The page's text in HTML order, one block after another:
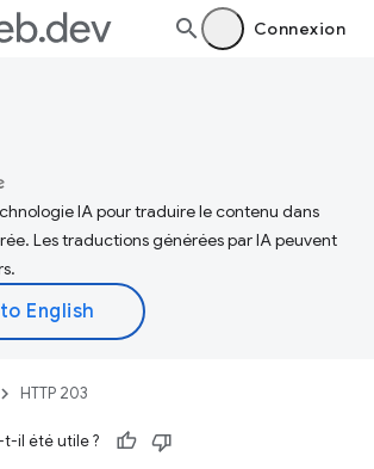
Connexion
IA pour traduire le contenu dans
Les traductions générées par IA peuvent
HTTP 203
il été utile ?